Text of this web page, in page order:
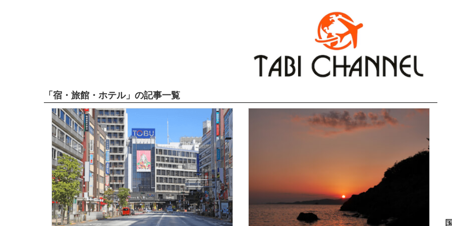
「宿・旅館・ホテル」の記事一覧